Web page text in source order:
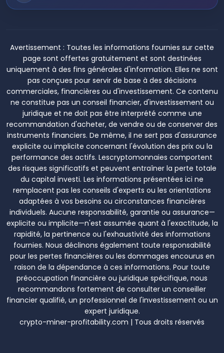
Avertissement : Toutes les informations fournies sur cette
page sont offertes gratuitement et sont destinées
uniquement à des fins générales d'information. Elles ne sont
pas conçues pour servir de base à des décisions
commerciales, financières ou d'investissement. Ce contenu
ne constitue pas un conseil financier, d'investissement ou
juridique et ne doit pas être interprété comme une
recommandation d'acheter, de vendre ou de conserver des
instruments financiers. De même, il ne sert pas d'assurance
explicite ou implicite concernant l'évolution des prix ou la
performance des actifs. Lescryptomonnaies comportent
des risques significatifs et peuvent entraîner la perte totale
du capital investi. Les informations présentées ici ne
remplacent pas les conseils d'experts ou les orientations
adaptées à vos besoins ou circonstances financières
individuels. Aucune responsabilité, garantie ou assurance—
explicite ou implicite—n'est assumée quant à l'exactitude, la
rapidité, la pertinence ou l'exhaustivité des informations
fournies. Nous déclinons également toute responsabilité
pour les pertes financières ou les dommages encourus en
raison de la dépendance à ces informations. Pour toute
préoccupation financière ou juridique spécifique, nous
recommandons fortement de consulter un conseiller
financier qualifié, un professionnel de l'investissement ou un
expert juridique.
crypto-miner-profitability.com | Tous droits réservés